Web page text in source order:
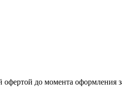
до момента оформления